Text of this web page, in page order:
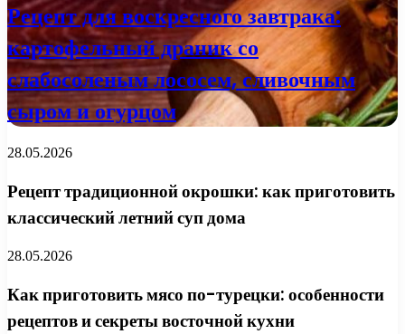
Рецепт для воскресного завтрака:
картофельный драник со
слабосоленым лососем, сливочным
сыром и огурцом
28.05.2026
Рецепт традиционной окрошки: как приготовить
классический летний суп дома
28.05.2026
Как приготовить мясо по-турецки: особенности
рецептов и секреты восточной кухни